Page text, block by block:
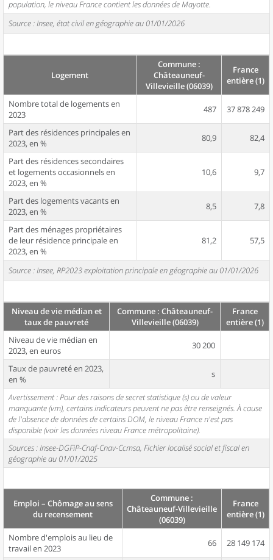
population, le niveau France contient les données de Mayotte.
Source : Insee, état civil en géographie au 01/01/2026
Logement
Commune :
Châteauneuf-
Villevieille (06039)
France
entière (1)
Nombre total de logements en
2023
487 37 878 249
Part des résidences principales en
2023, en %
80,9 82,4
Part des résidences secondaires
et logements occasionnels en
2023, en %
10,6 9,7
Part des logements vacants en
2023, en %
8,5 7,8
Part des ménages propriétaires
de leur résidence principale en
2023, en %
81,2 57,5
Source : Insee, RP2023 exploitation principale en géographie au 01/01/2026
Niveau de vie médian et
taux de pauvreté
Commune : Châteauneuf-
Villevieille (06039)
France
entière (1)
Niveau de vie médian en
2023, en euros
30 200
Taux de pauvreté en 2023,
en %
s
Avertissement : Pour des raisons de secret statistique (s) ou de valeur
manquante (vm), certains indicateurs peuvent ne pas être renseignés. À cause
de l'absence de données de certains DOM, le niveau France n'est pas
disponible (voir les données niveau France métropolitaine).
Sources : Insee-DGFiP-Cnaf-Cnav-Ccmsa, Fichier localisé social et fiscal en
géographie au 01/01/2025
Emploi – Chômage au sens
du recensement
Commune :
Châteauneuf-Villevieille
(06039)
France
entière (1)
Nombre d'emplois au lieu de
travail en 2023
66 28 149 174